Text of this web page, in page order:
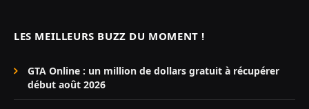
LES MEILLEURS BUZZ DU MOMENT !
GTA Online : un million de dollars gratuit à récupérer
début août 2026